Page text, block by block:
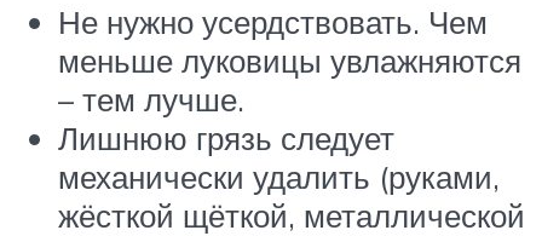
Не нужно усердствовать. Чем
меньше луковицы увлажняются
– тем лучше.
Лишнюю грязь следует
механически удалить (руками,
жёсткой щёткой, металлической